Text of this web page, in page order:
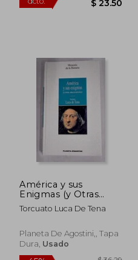
América y sus
Enigmas (y Otras
Americanerias)
Torcuato Luca De Tena
Planeta De Agostini,, Tapa
Dura, Usado